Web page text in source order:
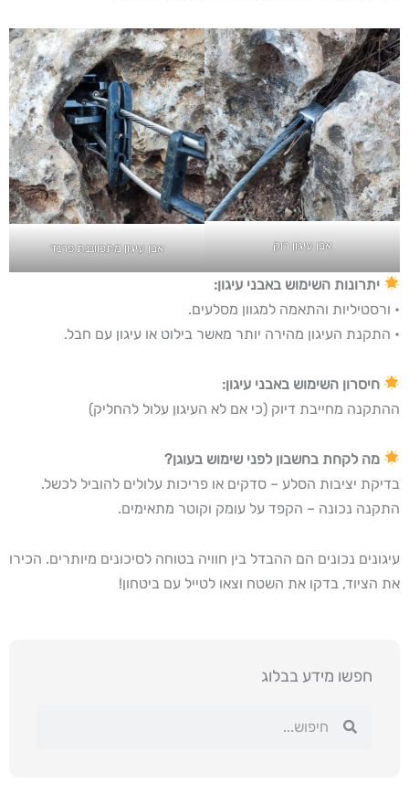
אבן עיגון רוק אבן עיגון מתכווננת פרנד
יתרונות השימוש באבני עיגון:
• ורסטיליות והתאמה למגוון מסלעים.
• התקנת העיגון מהירה יותר מאשר בילוט או עיגון עם חבל.
חיסרון השימוש באבני עיגון:
ההתקנה מחייבת דיוק (כי אם לא העיגון עלול להחליק)
מה לקחת בחשבון לפני שימוש בעוגן?
בדיקת יציבות הסלע – סדקים או פריכות עלולים להוביל לכשל.
התקנה נכונה – הקפד על עומק וקוטר מתאימים.
עיגונים נכונים הם ההבדל בין חוויה בטוחה לסיכונים מיותרים. הכירו
את הציוד, בדקו את השטח וצאו לטייל עם ביטחון!
חפשו מידע בבלוג